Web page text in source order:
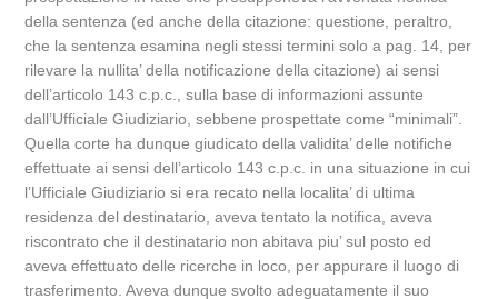
della sentenza (ed anche della citazione: questione, peraltro,
che la sentenza esamina negli stessi termini solo a pag. 14, per
rilevare la nullita’ della notificazione della citazione) ai sensi
dell’articolo 143 c.p.c., sulla base di informazioni assunte
dall’Ufficiale Giudiziario, sebbene prospettate come “minimali”.
Quella corte ha dunque giudicato della validita’ delle notifiche
effettuate ai sensi dell’articolo 143 c.p.c. in una situazione in cui
l’Ufficiale Giudiziario si era recato nella localita’ di ultima
residenza del destinatario, aveva tentato la notifica, aveva
riscontrato che il destinatario non abitava piu’ sul posto ed
aveva effettuato delle ricerche in loco, per appurare il luogo di
trasferimento. Aveva dunque svolto adeguatamente il suo